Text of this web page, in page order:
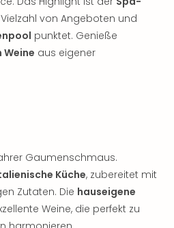
von Angeboten und
punktet. Genieße
aus eigener
Gaumenschmaus.
Küche, zubereitet mit
Zutaten. Die hauseigene
Weine, die perfekt zu